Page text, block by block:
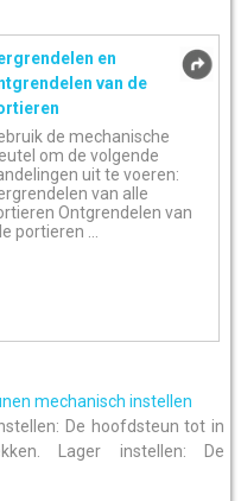
en
van de
de mechanische
om de volgende
uit te voeren:
van alle
Ontgrendelen van
portieren ...
mechanisch instellen
De hoofdsteun tot in
Lager instellen: De